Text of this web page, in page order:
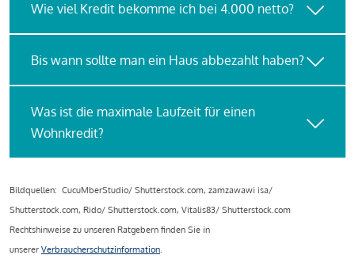
Wie viel Kredit bekomme ich bei 4.000 netto?
Bis wann sollte man ein Haus abbezahlt haben?
Was ist die maximale Laufzeit für einen
Wohnkredit?
Bildquellen: CucuMberStudio/ Shutterstock.com, zamzawawi isa/
Shutterstock.com, Rido/ Shutterstock.com, Vitalis83/ Shutterstock.com
Rechtshinweise zu unseren Ratgebern finden Sie in
unserer Verbraucherschutzinformation.